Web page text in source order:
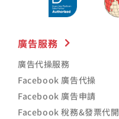
廣告服務
廣告代操服務
Facebook 廣告代操
Facebook 廣告申請
Facebook 稅務&發票代開